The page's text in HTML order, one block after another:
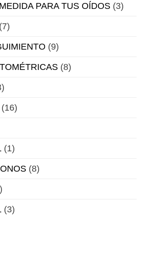
PARA TUS OÍDOS (3)
(7)
(9)
(8)
(16)
(1)
(8)
(3)